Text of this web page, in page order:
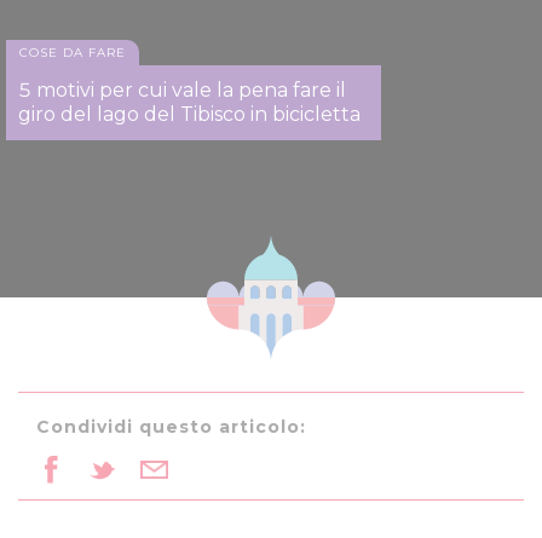
COSE DA FARE
5 motivi per cui vale la pena fare il
giro del lago del Tibisco in bicicletta
Condividi questo articolo: